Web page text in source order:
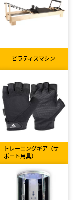
ピラティスマシン
トレーニングギア（サ
ポート用具）